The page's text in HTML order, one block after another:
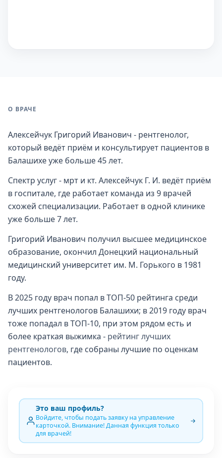
О ВРАЧЕ
Алексейчук Григорий Иванович - рентгенолог,
который ведёт приём и консультирует пациентов в
Балашихе уже больше 45 лет.
Спектр услуг - мрт и кт. Алексейчук Г. И. ведёт приём
в госпитале, где работает команда из 9 врачей
схожей специализации. Работает в одной клинике
уже больше 7 лет.
Григорий Иванович получил высшее медицинское
образование, окончил Донецкий национальный
медицинский университет им. М. Горького в 1981
году.
В 2025 году врач попал в ТОП-50 рейтинга среди
лучших рентгенологов Балашихи; в 2019 году врач
тоже попадал в ТОП-10, при этом рядом есть и
более краткая выжимка - рейтинг лучших
рентгенологов, где собраны лучшие по оценкам
пациентов.
Это ваш профиль?
Войдите, чтобы подать заявку на управление
карточкой. Внимание! Данная функция только
для врачей!